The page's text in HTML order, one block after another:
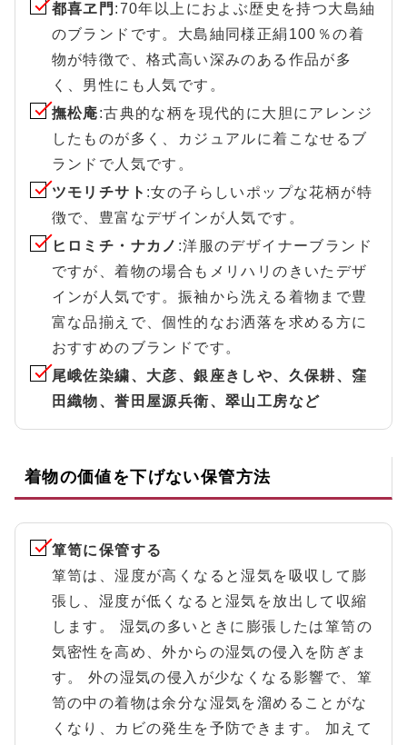
都喜ヱ門 :70年以上におよぶ歴史を持つ大島紬
のブランドです。大島紬同様正絹100％の着
物が特徴で、格式高い深みのある作品が多
く、男性にも人気です。
撫松庵:古典的な柄を現代的に大胆にアレンジ
したものが多く、カジュアルに着こなせるブ
ランドで人気です。
ツモリチサト :女の子らしいポップな花柄が特
徴で、豊富なデザインが人気です。
ヒロミチ・ナカノ :洋服のデザイナーブランド
ですが、着物の場合もメリハリのきいたデザ
インが人気です。振袖から洗える着物まで豊
富な品揃えで、個性的なお洒落を求める方に
おすすめのブランドです。
尾峨佐染繍、大彦、銀座きしや、久保耕、窪
田織物、誉田屋源兵衛、翠山工房など
着物の価値を下げない保管方法
箪笥に保管する
箪笥は、湿度が高くなると湿気を吸収して膨
張し、湿度が低くなると湿気を放出して収縮
します。 湿気の多いときに膨張したは箪笥の
気密性を高め、外からの湿気の侵入を防ぎま
す。 外の湿気の侵入が少なくなる影響で、箪
笥の中の着物は余分な湿気を溜めることがな
くなり、カビの発生を予防できます。 加えて